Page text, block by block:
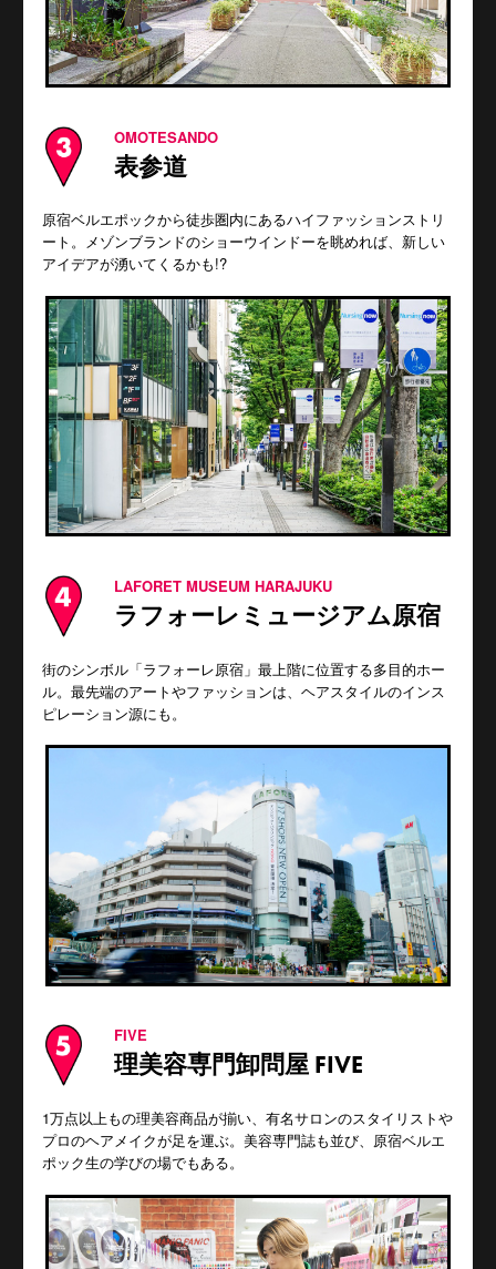
OMOTESANDO
表参道
原宿ベルエポックから徒歩圏内にあるハイファッションストリ
ート。メゾンブランドのショーウインドーを眺めれば、新しい
アイデアが湧いてくるかも!?
LAFORET MUSEUM HARAJUKU
ラフォーレミュージアム原宿
街のシンボル「ラフォーレ原宿」最上階に位置する多目的ホー
ル。最先端のアートやファッションは、ヘアスタイルのインス
ピレーション源にも。
FIVE
理美容専門卸問屋 FIVE
1万点以上もの理美容商品が揃い、有名サロンのスタイリストや
プロのヘアメイクが足を運ぶ。美容専門誌も並び、原宿ベルエ
ポック生の学びの場でもある。